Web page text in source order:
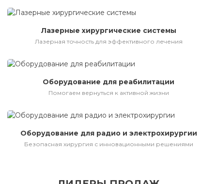
Лазерные хирургические системы
Лазерная точность для эффективного лечения
Оборудование для реабилитации
Помогаем вернуться к активной жизни
Оборудование для радио и электрохирургии
Безопасная хирургия с инновационными решениями